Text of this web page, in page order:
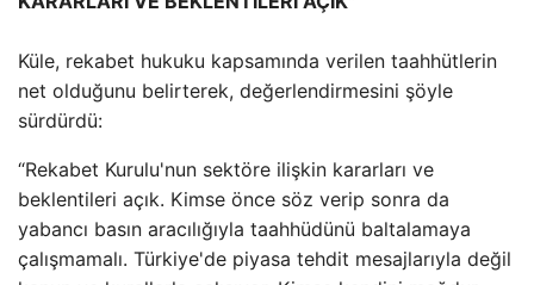
Küle, rekabet hukuku kapsamında verilen taahhütlerin
net olduğunu belirterek, değerlendirmesini şöyle
sürdürdü:
“Rekabet Kurulu'nun sektöre ilişkin kararları ve
beklentileri açık. Kimse önce söz verip sonra da
yabancı basın aracılığıyla taahhüdünü baltalamaya
çalışmamalı. Türkiye'de piyasa tehdit mesajlarıyla değil